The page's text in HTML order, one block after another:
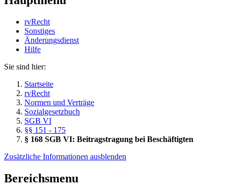
rvRecht
Sonstiges
Änderungsdienst
Hil­fe
Sie sind hier:
Startseite
rvRecht
Normen und Verträge
Sozialgesetzbuch
SGB VI
§§ 151 - 175
§ 168 SGB VI: Beitragstragung bei Beschäftigten
Zusätzliche Informationen ausblenden
Bereichsmenu